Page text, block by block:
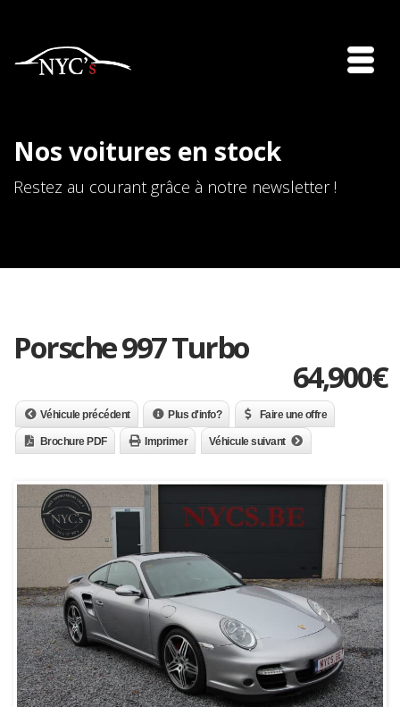
Nos voitures en stock
Restez au courant grâce à notre newsletter !
Porsche 997 Turbo
64,900€
Véhicule précédent Plus d'info? Faire une offre
Brochure PDF Imprimer Véhicule suivant